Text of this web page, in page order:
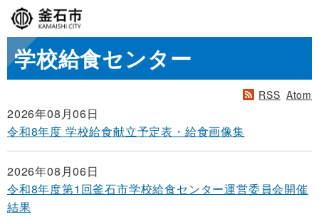
学校給食センター
RSS Atom
2026年08月06日
令和8年度 学校給食献立予定表・給食画像集
2026年08月06日
令和8年度第1回釜石市学校給食センター運営委員会開催
結果